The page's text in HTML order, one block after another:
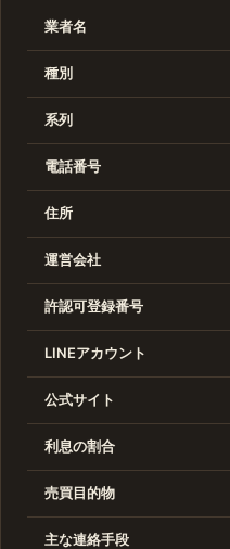
業者名
種別
系列
電話番号
住所
運営会社
許認可登録番号
LINEアカウント
公式サイト
利息の割合
売買目的物
主な連絡手段